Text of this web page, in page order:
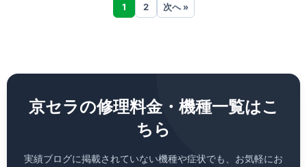
1 2 次へ »
京セラの修理料金・機種一覧はこ
ちら
実績ブログに掲載されていない機種や症状でも、お気軽にお